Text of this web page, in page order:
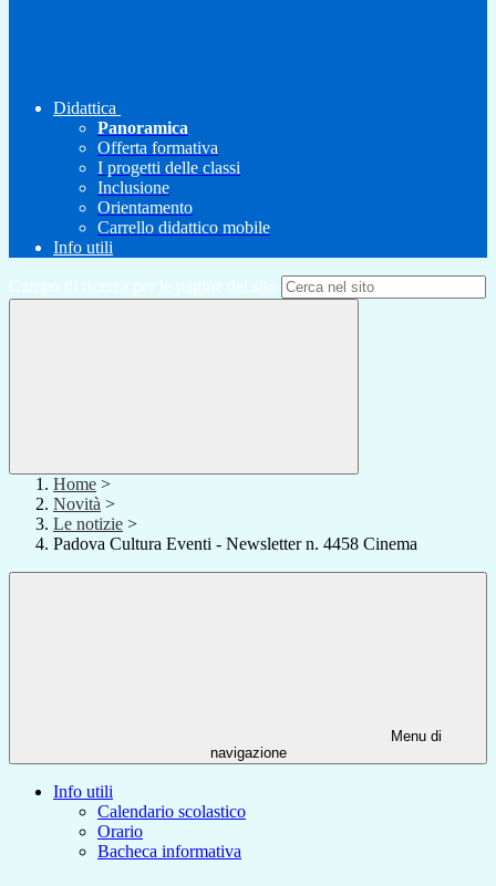
Didattica
Panoramica
Offerta formativa
I progetti delle classi
Inclusione
Orientamento
Carrello didattico mobile
Info utili
Campo di ricerca per le pagine del sito
Home >
Novità >
Le notizie >
Padova Cultura Eventi - Newsletter n. 4458 Cinema
Menu di
navigazione
Info utili
Calendario scolastico
Orario
Bacheca informativa